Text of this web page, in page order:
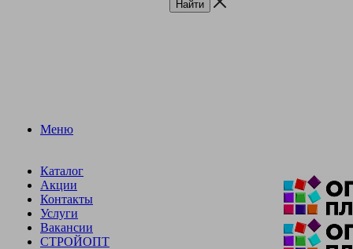
Меню
Каталог
Акции
Контакты
Услуги
Вакансии
СТРОЙОПТ